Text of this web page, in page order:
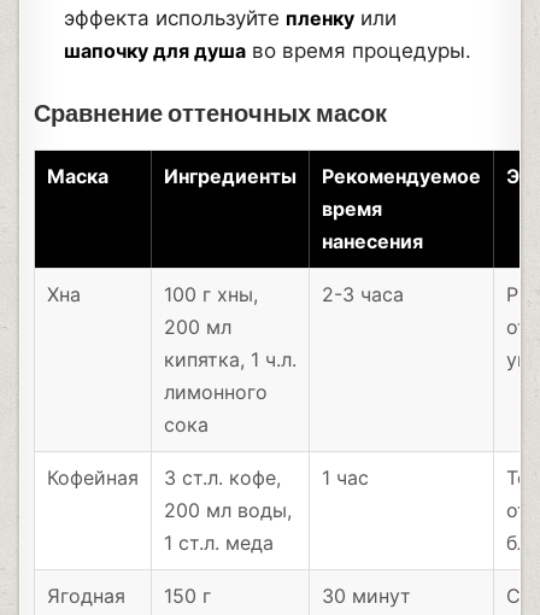
эффекта используйте пленку или
шапочку для душа во время процедуры.
Сравнение оттеночных масок
Маска Ингредиенты
Рекомендуемое
время
нанесения
Хна
100 г хны,
200 мл
кипятка, 1 ч.л.
лимонного
сока
2-3 часа
Кофейная
3 ст.л. кофе,
200 мл воды,
1 ст.л. меда
1 час
Ягодная
150 г
30 минут